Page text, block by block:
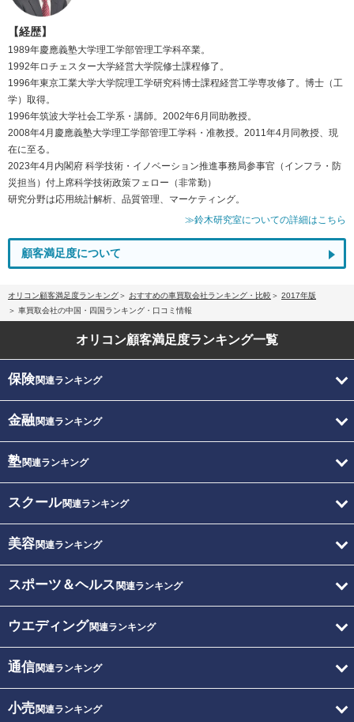
【経歴】
1989年慶應義塾大学理工学部管理工学科卒業。
1992年ロチェスター大学経営大学院修士課程修了。
1996年東京工業大学大学院理工学研究科博士課程経営工学専攻修了。博士（工
学）取得。
1996年筑波大学社会工学系・講師。2002年6月同助教授。
2008年4月慶應義塾大学理工学部管理工学科・准教授。2011年4月同教授、現
在に至る。
2023年4月内閣府 科学技術・イノベーション推進事務局参事官（インフラ・防
災担当）付上席科学技術政策フェロー（非常勤）
研究分野は応用統計解析、品質管理、マーケティング。
≫鈴木研究室についての詳細はこちら
顧客満足度について
オリコン顧客満足度ランキング おすすめの車買取会社ランキング・比較
2017年版
車買取会社の中国・四国ランキング・口コミ情報
オリコン顧客満足度ランキング一覧
保険関連ランキング
金融関連ランキング
塾関連ランキング
スクール関連ランキング
美容関連ランキング
スポーツ＆ヘルス 関連ランキング
ウエディング関連ランキング
通信関連ランキング
小売関連ランキング